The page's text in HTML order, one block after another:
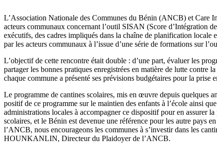
L’Association Nationale des Communes du Bénin (ANCB) et Care
acteurs communaux concernant l’outil SISAN (Score d’Intégration
exécutifs, des cadres impliqués dans la chaîne de planification
par les acteurs communaux à l’issue d’une série de formations sur
L’objectif de cette rencontre était double : d’une part, évaluer les
partager les bonnes pratiques enregistrées en matière de lutte
chaque commune a présenté ses prévisions budgétaires pour la
Le programme de cantines scolaires, mis en œuvre depuis quelques
positif de ce programme sur le maintien des enfants à l’école ainsi
administrations locales à accompagner ce dispositif pour en assurer
scolaires, et le Bénin est devenue une référence pour les autre pays
l’ANCB, nous encourageons les communes à s’investir dans les
HOUNKANLIN, Directeur du Plaidoyer de l’ANCB.